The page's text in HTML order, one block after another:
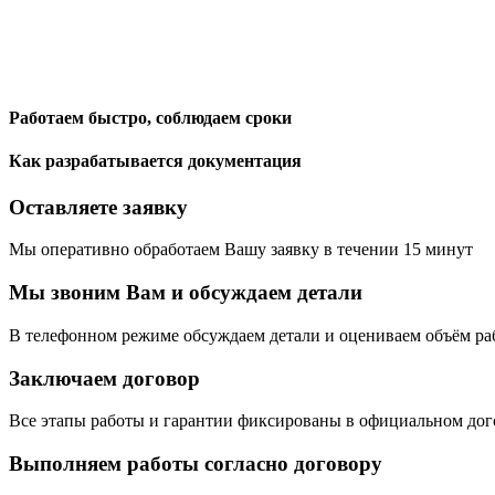
Работаем быстро, соблюдаем сроки
Как разрабатывается документация
Оставляете заявку
Мы оперативно обработаем Вашу заявку в течении 15 минут
Мы звоним Вам и обсуждаем детали
В телефонном режиме обсуждаем детали и оцениваем объём
Заключаем договор
Все этапы работы и гарантии фиксированы в официальном
Выполняем работы согласно договору